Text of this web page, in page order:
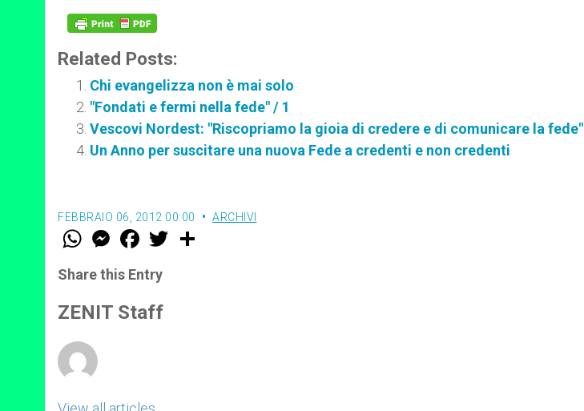
Related Posts:
Chi evangelizza non è mai solo
"Fondati e fermi nella fede" / 1
Vescovi Nordest: "Riscopriamo la gioia di credere e di comunicare la fede"
Un Anno per suscitare una nuova Fede a credenti e non credenti
FEBBRAIO 06, 2012 00:00 ARCHIVI
W
t
s
p
p
M
e
s
e
g
e
F
a
e
b
o
k
w
Share this Entry
ZENIT Staff